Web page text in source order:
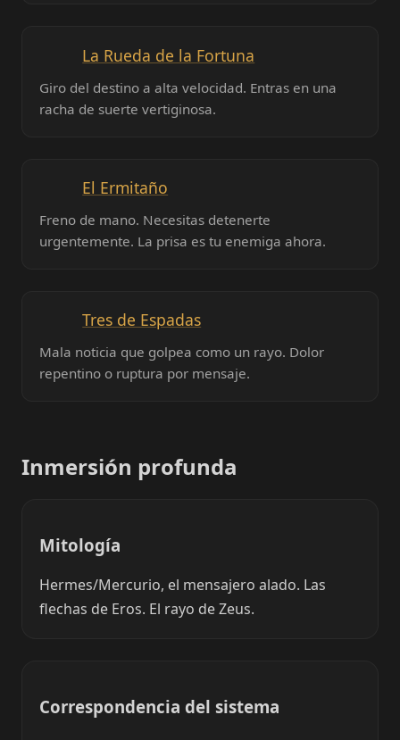
La Rueda de la Fortuna
Giro del destino a alta velocidad. Entras en una
racha de suerte vertiginosa.
El Ermitaño
Freno de mano. Necesitas detenerte
urgentemente. La prisa es tu enemiga ahora.
Tres de Espadas
Mala noticia que golpea como un rayo. Dolor
repentino o ruptura por mensaje.
Inmersión profunda
Mitología
Hermes/Mercurio, el mensajero alado. Las
flechas de Eros. El rayo de Zeus.
Correspondencia del sistema